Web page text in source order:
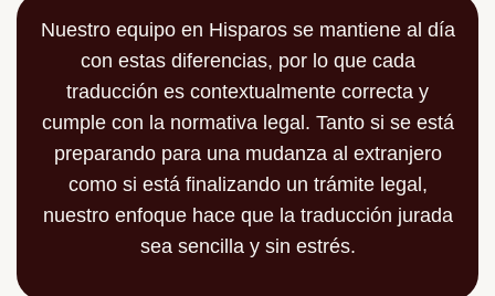
Nuestro equipo en Hisparos se mantiene al día
con estas diferencias, por lo que cada
traducción es contextualmente correcta y
cumple con la normativa legal. Tanto si se está
preparando para una mudanza al extranjero
como si está finalizando un trámite legal,
nuestro enfoque hace que la traducción jurada
sea sencilla y sin estrés.